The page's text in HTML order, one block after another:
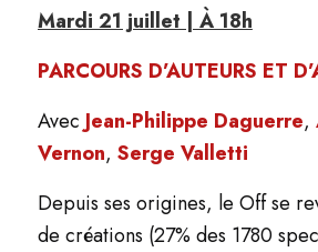
Mardi 21 juillet | À 18h
PARCOURS D’AUTEURS ET
Avec Jean-Philippe Daguerre,
Vernon, Serge Valletti
Depuis ses origines, le Off se
de créations (27% des 1780